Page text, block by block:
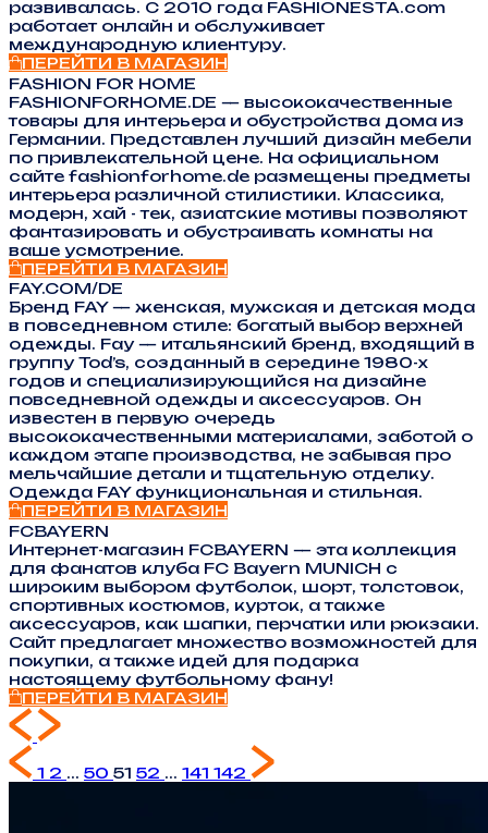
развивалась. С 2010 года FASHIONESTA.com
работает онлайн и обслуживает
международную клиентуру.
ПЕРЕЙТИ В МАГАЗИН
FASHION FOR HOME
FASHIONFORHOME.DE — высококачественные
товары для интерьера и обустройства дома из
Германии. Представлен лучший дизайн мебели
по привлекательной цене. На официальном
сайте fashionforhome.de размещены предметы
интерьера различной стилистики. Классика,
модерн, хай - тек, азиатские мотивы позволяют
фантазировать и обустраивать комнаты на
ваше усмотрение.
ПЕРЕЙТИ В МАГАЗИН
FAY.COM/DE
Бренд FAY — женская, мужская и детская мода
в повседневном стиле: богатый выбор верхней
одежды. Fay — итальянский бренд, входящий в
группу Tod’s, созданный в середине 1980-х
годов и специализирующийся на дизайне
повседневной одежды и аксессуаров. Он
известен в первую очередь
высококачественными материалами, заботой о
каждом этапе производства, не забывая про
мельчайшие детали и тщательную отделку.
Одежда FAY функциональная и стильная.
ПЕРЕЙТИ В МАГАЗИН
FCBAYERN
Интернет-магазин FCBAYERN — эта коллекция
для фанатов клуба FC Bayern MUNICH с
широким выбором футболок, шорт, толстовок,
спортивных костюмов, курток, а также
аксессуаров, как шапки, перчатки или рюкзаки.
Сайт предлагает множество возможностей для
покупки, а также идей для подарка
настоящему футбольному фану!
ПЕРЕЙТИ В МАГАЗИН
1 2 ... 50 51 52 ... 141 142